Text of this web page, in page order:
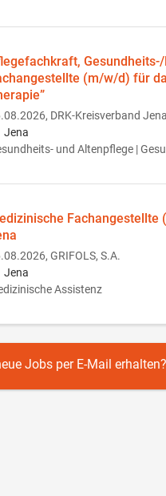
(m/w/d) für
DRK-Kreisverband
Jena
und Altenpflege |
GRIFOLS, S.A.
Jena
Assistenz
Jobs per E-Mail erhalten?